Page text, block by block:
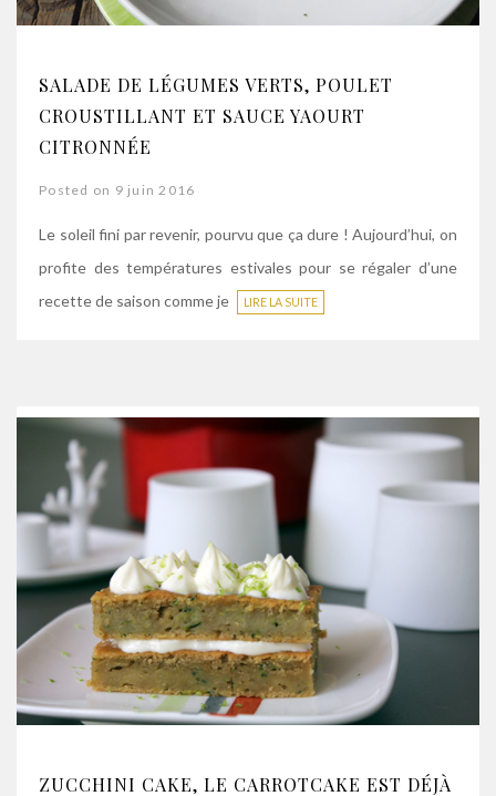
SALADE DE LÉGUMES VERTS, POULET
CROUSTILLANT ET SAUCE YAOURT
CITRONNÉE
Posted on 9 juin 2016
Le soleil fini par revenir, pourvu que ça dure ! Aujourd’hui, on
profite des températures estivales pour se régaler d’une
recette de saison comme je
LIRE LA SUITE
ZUCCHINI CAKE, LE CARROTCAKE EST DÉJÀ